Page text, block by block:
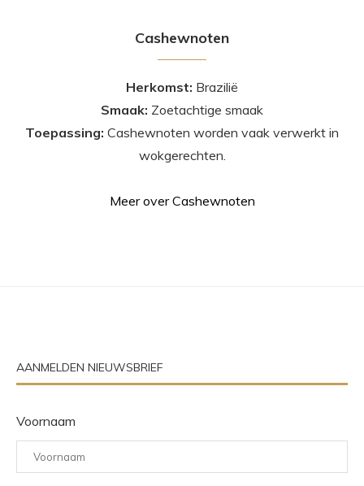
Cashewnoten
Herkomst: Brazilië
Smaak: Zoetachtige smaak
Toepassing: Cashewnoten worden vaak verwerkt in
wokgerechten.
Meer over Cashewnoten
AANMELDEN NIEUWSBRIEF
Voornaam